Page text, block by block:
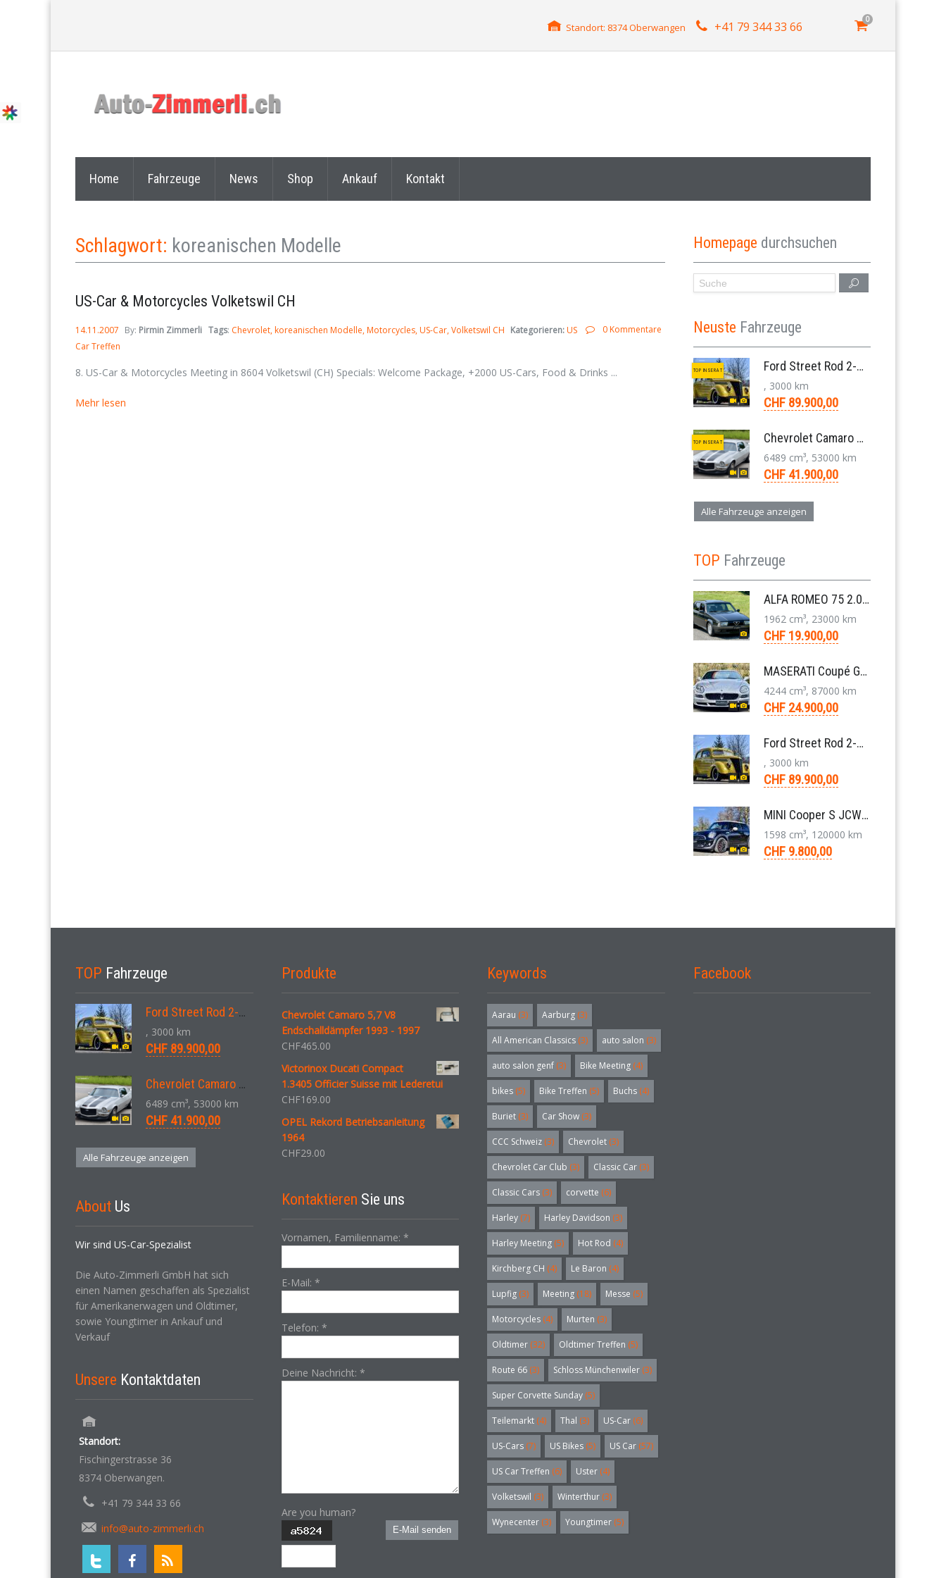
Standort: 8374 Oberwangen +41 79 344 33 66 0
Home Fahrzeuge News Shop Ankauf Kontakt
Schlagwort: koreanischen Modelle
US-Car & Motorcycles Volketswil CH
0 Kommentare
14.11.2007 By: Pirmin Zimmerli Tags: Chevrolet koreanischen Modelle Motorcycles US-Car Volketswil CH Kategorieren:US
Car Treffen
8. US-Car & Motorcycles Meeting in 8604 Volketswil (CH) Specials: Welcome Package, +2000 US-Cars, Food & Drinks ...
Mehr lesen
Homepage durchsuchen
Neuste Fahrzeuge
TOP INSERAT Ford Street Rod 2-Door V8 Aut. 1937
, 3000 km
CHF 89.900,00
TOP INSERAT Chevrolet Camaro SS 396 LS3 Coupe Aut. 1971
6489 cm³, 53000 km
CHF 41.900,00
Alle Fahrzeuge anzeigen
TOP Fahrzeuge
ALFA ROMEO 75 2.0 TS Super Berlina 5-Gang 1991
1962 cm³, 23000 km
CHF 19.900,00
MASERATI Coupé GT Cambiocorsa 4,2 V8 Aut. 2005
4244 cm³, 87000 km
CHF 24.900,00
Ford Street Rod 2-Door V8 Aut. 1937
, 3000 km
CHF 89.900,00
MINI Cooper S JCW R56 N14 Kleinwagen 6-Gang 2011
1598 cm³, 120000 km
CHF 9.800,00
TOP Fahrzeuge
Ford Street Rod 2-Door V8 Aut. 1937
, 3000 km
CHF 89.900,00
Chevrolet Camaro SS 396 LS3 Coupe Aut. 1971
6489 cm³, 53000 km
CHF 41.900,00
Alle Fahrzeuge anzeigen
About Us
Wir sind US-Car-Spezialist
Die Auto-Zimmerli GmbH hat sich
einen Namen geschaffen als Spezialist
für Amerikanerwagen und Oldtimer,
sowie Youngtimer in Ankauf und
Verkauf
Unsere Kontaktdaten
Standort:
Fischingerstrasse 36
8374 Oberwangen.
+41 79 344 33 66
info@auto-zimmerli.ch
Produkte
Chevrolet Camaro 5,7 V8
Endschalldämpfer 1993 - 1997
CHF465.00
Victorinox Ducati Compact
1.3405 Officier Suisse mit Lederetui
CHF169.00
OPEL Rekord Betriebsanleitung
1964
CHF29.00
Kontaktieren Sie uns
Vornamen, Familienname: *
E-Mail: *
Telefon: *
Deine Nachricht: *
Are you human?
E-Mail senden
Keywords
Aarau (3) Aarburg (3)
All American Classics (3) auto salon (3)
auto salon genf (3) Bike Meeting (4)
bikes (5) Bike Treffen (5) Buchs (4)
Buriet (3) Car Show (3)
CCC Schweiz (3) Chevrolet (3)
Chevrolet Car Club (3) Classic Car (3)
Classic Cars (3) corvette (6)
Harley (7) Harley Davidson (3)
Harley Meeting (5) Hot Rod (4)
Kirchberg CH (4) Le Baron (4)
Lupfig (3) Meeting (18) Messe (5)
Motorcycles (4) Murten (3)
Oldtimer (32) Oldtimer Treffen (5)
Route 66 (3) Schloss Münchenwiler (3)
Super Corvette Sunday (5)
Teilemarkt (4) Thal (3) US-Car (6)
US-Cars (7) US Bikes (5) US Car (57)
US Car Treffen (6) Uster (4)
Volketswil (3) Winterthur (3)
Wynecenter (3) Youngtimer (5)
Facebook